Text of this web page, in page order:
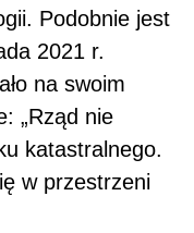
Podobnie jest
2021 r.
na swoim
„Rząd nie
ku katastralnego.
w przestrzeni